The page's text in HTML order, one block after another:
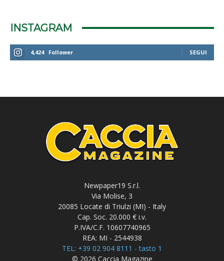
INSTAGRAM
4,424 Follower SEGUI
Newpaper19 S.r.l.
Via Molise, 3
20085 Locate di Triulzi (MI) - Italy
Cap. Soc. 20.000 € i.v.
P.IVA/C.F. 10607740965
REA: MI - 2544938
TEL: +39 02 904 8111 - tasto 1
© 2026 Caccia Magazine